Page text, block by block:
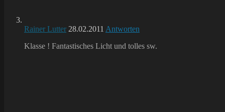
Rainer Lutter 28.02.2011 Antworten
Klasse ! Fantastisches Licht und tolles sw.